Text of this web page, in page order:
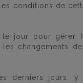
conditions de
jour pour gérer
changements
derniers jours,